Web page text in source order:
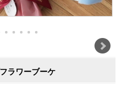
ラワーブーケ